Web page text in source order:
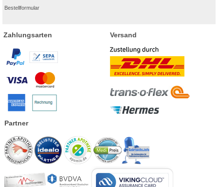
Bestellformular
Zahlungsarten Versand
Partner